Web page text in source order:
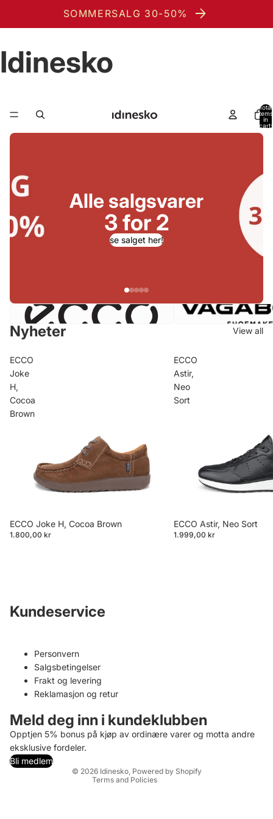
SOMMERSALG 30-50%
Idinesko
Total
items
in
cart:
Alle salgsvarer
3 for 2
se salget her!
ECCO Vagabond
Nyheter View all
ECCO
Joke
H,
Cocoa
Brown
ECCO Joke H, Cocoa Brown
1.800,00 kr
ECCO
Astir,
Neo
Sort
ECCO Astir, Neo Sort
1.999,00 kr
Kundeservice
Personvern
Salgsbetingelser
Frakt og levering
Reklamasjon og retur
Meld deg inn i kundeklubben
Opptjen 5% bonus på kjøp av ordinære varer og motta andre
eksklusive fordeler.
Bli medlem
© 2026 Idinesko, Powered by Shopify
Terms and Policies
Privacy policy
Contact information
Terms of service